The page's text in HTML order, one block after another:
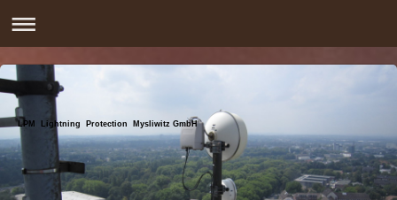
LPM Lightning Protection Mysliwitz GmbH